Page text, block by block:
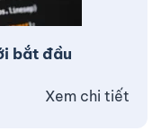
bắt đầu
Xem chi tiết